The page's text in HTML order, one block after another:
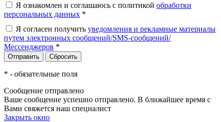
Я ознакомлен и соглашаюсь с политикой обработки
персональных данных *
Я согласен получить уведомления и рекламные материалы
путем электронных сообщений/SMS-сообщений/
Мессенджеров *
* - обязательные поля
Сообщение отправлено
Ваше сообщение успешно отправлено. В ближайшее время с
Вами свяжется наш специалист
Закрыть окно